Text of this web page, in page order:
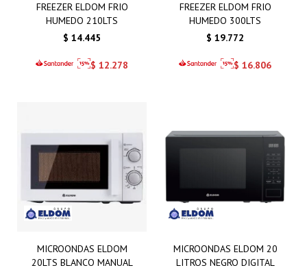
FREEZER ELDOM FRIO
HUMEDO 210LTS
$ 14.445
$ 12.278
FREEZER ELDOM FRIO
HUMEDO 300LTS
$ 19.772
$ 16.806
MICROONDAS ELDOM
20LTS BLANCO MANUAL
MICROONDAS ELDOM 20
LITROS NEGRO DIGITAL